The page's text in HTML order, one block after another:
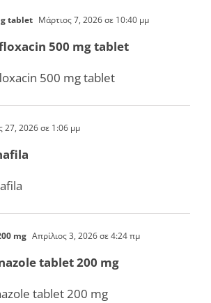
tablet Μάρτιος 7, 2026 σε 10:40 μμ
500 mg tablet
500 mg tablet
27, 2026 σε 1:06 μμ
mg Απρίλιος 3, 2026 σε 4:24 πμ
tablet 200 mg
tablet 200 mg